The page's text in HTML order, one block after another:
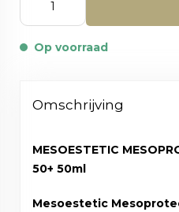
Op voorraad
Omschrijving
MESOESTETIC
50+ 50ml
Mesoestetic